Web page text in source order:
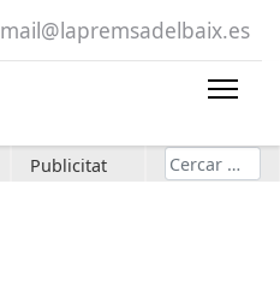
mail@lapremsadelbaix.es
Publicitat Cerca